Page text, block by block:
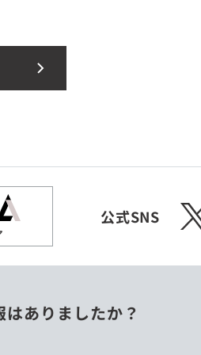
公式SNS X
ありましたか？